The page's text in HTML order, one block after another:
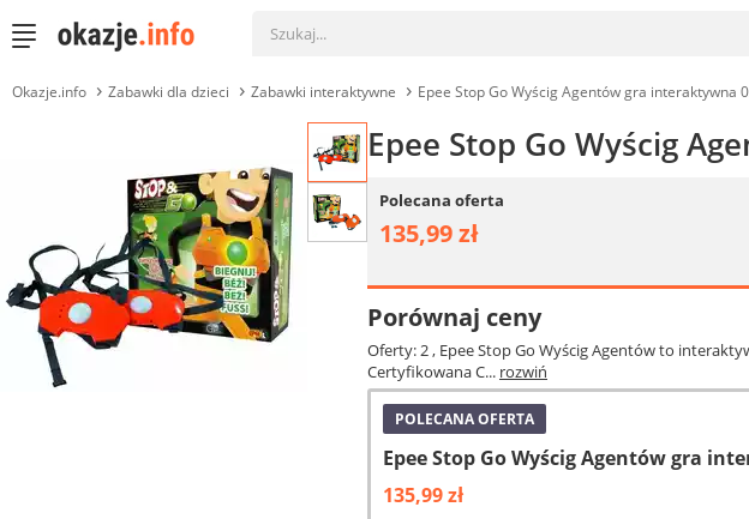
Okazje.info Zabawki dla dzieci Zabawki interaktywne Epee Stop Go Wyścig Agentów gra interaktywna
Epee Stop Go Wyścig
Polecana oferta
135,99 zł
Porównaj ceny
Oferty: 2, Epee Stop Go Wyścig Agentów to
Certyfikowana C... rozwiń
POLECANA OFERTA
Epee Stop Go Wyścig Agentów gra
135,99 zł